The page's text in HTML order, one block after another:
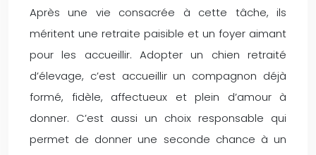
Après une vie consacrée à cette tâche, ils
méritent une retraite paisible et un foyer aimant
pour les accueillir. Adopter un chien retraité
d’élevage, c’est accueillir un compagnon déjà
formé, fidèle, affectueux et plein d’amour à
donner. C’est aussi un choix responsable qui
permet de donner une seconde chance à un